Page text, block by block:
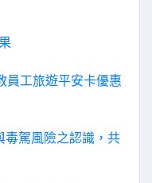
員工旅遊平安卡優惠
毒駕風險之認識，共